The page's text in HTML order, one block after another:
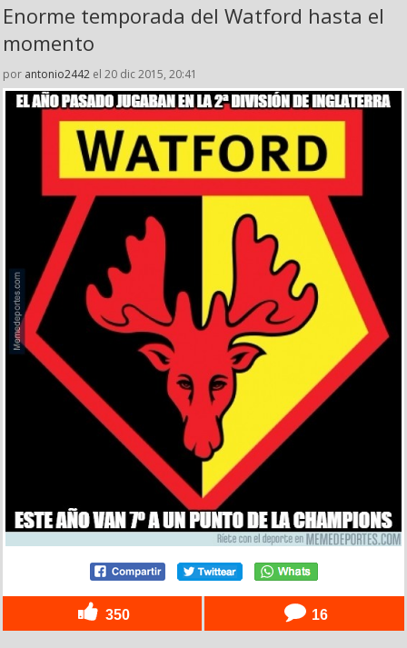
Enorme temporada del Watford hasta el
momento
por antonio2442 el 20 dic 2015, 20:41
350 16